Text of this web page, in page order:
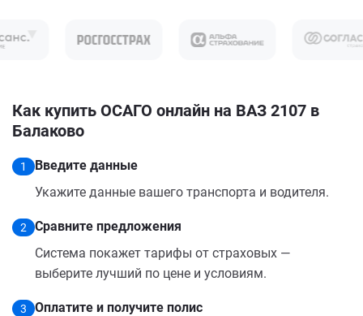
Как купить ОСАГО онлайн на ВАЗ 2107 в
Балаково
1
Введите данные
Укажите данные вашего транспорта и водителя.
2
Сравните предложения
Система покажет тарифы от страховых —
выберите лучший по цене и условиям.
3
Оплатите и получите полис